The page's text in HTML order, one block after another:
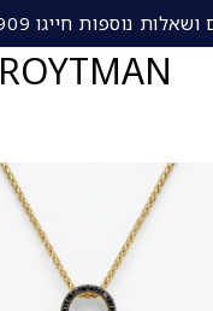
נוספות חייגו 054-9960909
ROYTMAN